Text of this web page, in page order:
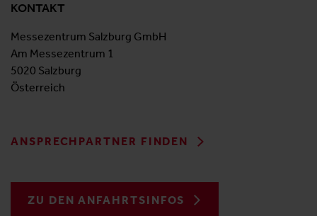
KONTAKT
Messezentrum Salzburg GmbH
Am Messezentrum 1
5020 Salzburg
Österreich
ANSPRECHPARTNER FINDEN
ZU DEN ANFAHRTSINFOS